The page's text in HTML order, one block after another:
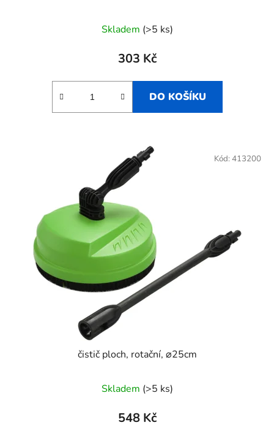
Skladem (>5 ks)
303 Kč
DO KOŠÍKU
čistič ploch, rotační, ⌀25cm
Skladem (>5 ks)
548 Kč
Kód: 413200